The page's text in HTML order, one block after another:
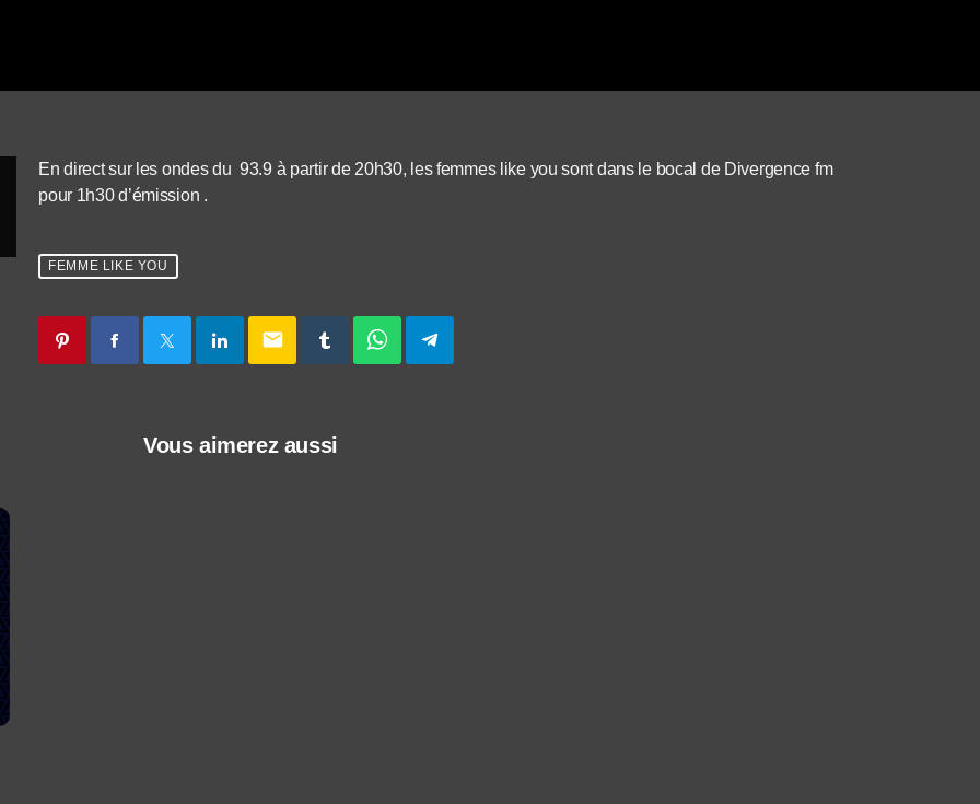
En direct sur les ondes du 93.9 à partir de 20h30, les femmes like you sont dans le bocal de Divergence fm
pour 1h30 d’émission .
FEMME LIKE YOU
email
Vous aimerez aussi